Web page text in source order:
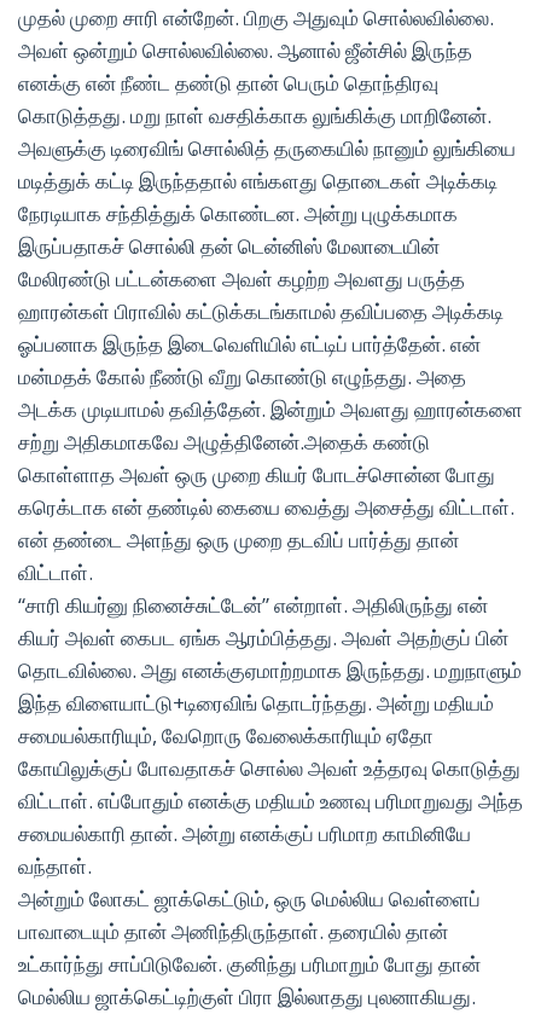
முதல் முறை சாரி என்றேன். பிறகு அதுவும் சொல்லவில்லை.
அவள் ஒன்றும் சொல்லவில்லை. ஆனால் ஜீன்சில் இருந்த
எனக்கு என் நீண்ட தண்டு தான் பெரும் தொந்திரவு
கொடுத்தது. மறு நாள் வசதிக்காக லுங்கிக்கு மாறினேன்.
அவளுக்கு டிரைவிங் சொல்லித் தருகையில் நானும் லுங்கியை
மடித்துக் கட்டி இருந்ததால் எங்களது தொடைகள் அடிக்கடி
நேரடியாக சந்தித்துக் கொண்டன. அன்று புழுக்கமாக
இருப்பதாகச் சொல்லி தன் டென்னிஸ் மேலாடையின்
மேலிரண்டு பட்டன்களை அவள் கழற்ற அவளது பருத்த
ஹாரன்கள் பிராவில் கட்டுக்கடங்காமல் தவிப்பதை அடிக்கடி
ஓப்பனாக இருந்த இடைவெளியில் எட்டிப் பார்த்தேன். என்
மன்மதக் கோல் நீண்டு வீறு கொண்டு எழுந்தது. அதை
அடக்க முடியாமல் தவித்தேன். இன்றும் அவளது ஹாரன்களை
சற்று அதிகமாகவே அழுத்தினேன்.அதைக் கண்டு
கொள்ளாத அவள் ஒரு முறை கியர் போடச்சொன்ன போது
கரெக்டாக என் தண்டில் கையை வைத்து அசைத்து விட்டாள்.
என் தண்டை அளந்து ஒரு முறை தடவிப் பார்த்து தான்
விட்டாள்.
“சாரி கியர்னு நினைச்சுட்டேன்” என்றாள். அதிலிருந்து என்
கியர் அவள் கைபட ஏங்க ஆரம்பித்தது. அவள் அதற்குப் பின்
தொடவில்லை. அது எனக்குஏமாற்றமாக இருந்தது. மறுநாளும்
இந்த விளையாட்டு+டிரைவிங் தொடர்ந்தது. அன்று மதியம்
சமையல்காரியும், வேறொரு வேலைக்காரியும் ஏதோ
கோயிலுக்குப் போவதாகச் சொல்ல அவள் உத்தரவு கொடுத்து
விட்டாள். எப்போதும் எனக்கு மதியம் உணவு பரிமாறுவது அந்த
சமையல்காரி தான். அன்று எனக்குப் பரிமாற காமினியே
வந்தாள்.
அன்றும் லோகட் ஜாக்கெட்டும், ஒரு மெல்லிய வெள்ளைப்
பாவாடையும் தான் அணிந்திருந்தாள். தரையில் தான்
உட்கார்ந்து சாப்பிடுவேன். குனிந்து பரிமாறும் போது தான்
மெல்லிய ஜாக்கெட்டிற்குள் பிரா இல்லாதது புலனாகியது.